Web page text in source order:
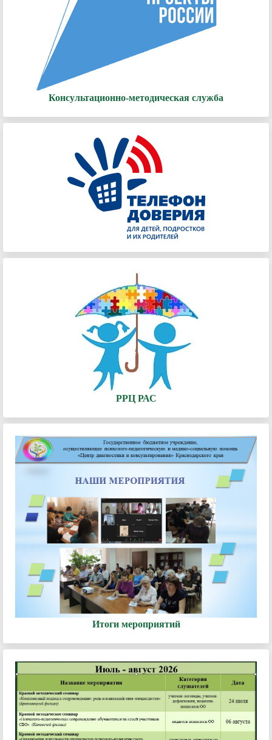
Консультационно-методическая служба
РРЦ РАС
Итоги мероприятий